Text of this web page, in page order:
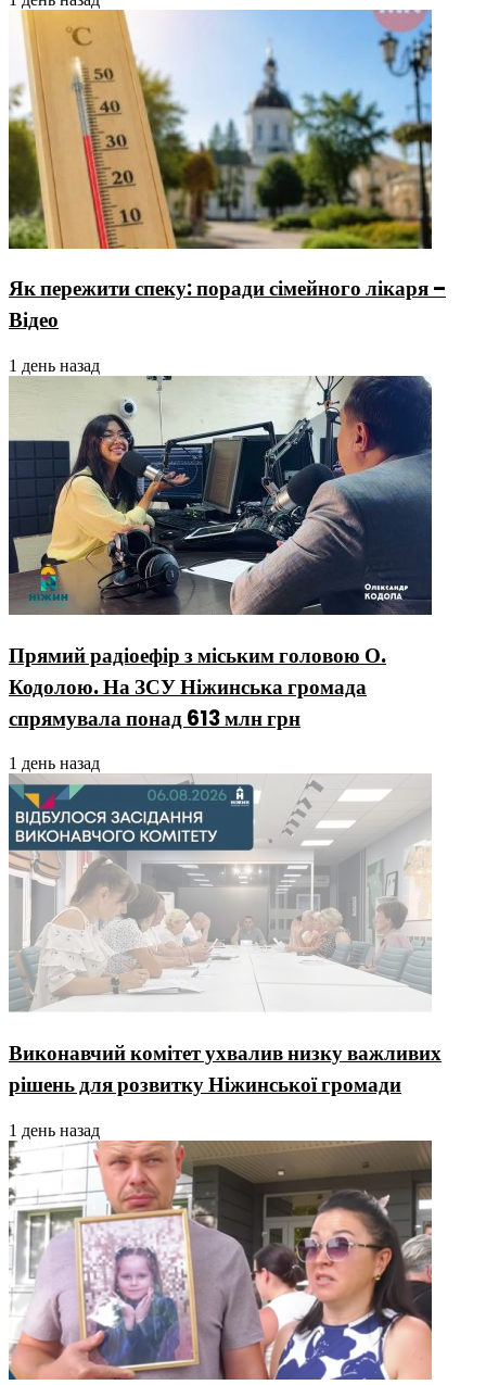
Як пережити спеку: поради сімейного лікаря –
Відео
1 день назад
Прямий радіоефір з міським головою О.
Кодолою. На ЗСУ Ніжинська громада
спрямувала понад 613 млн грн
1 день назад
Виконавчий комітет ухвалив низку важливих
рішень для розвитку Ніжинської громади
1 день назад